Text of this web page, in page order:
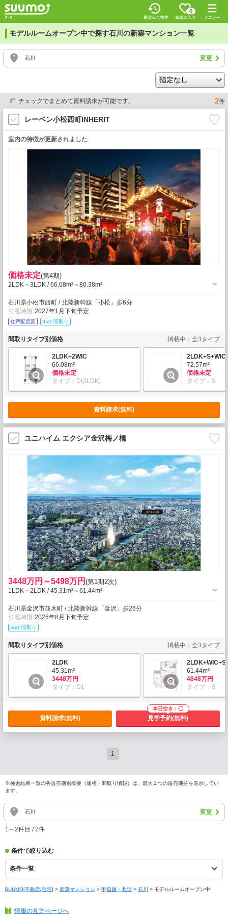
0
モデルルームオープン中で探す石川の新築マンション一覧
石川 変更
チェックでまとめて資料請求が可能です。 2件
レーベン小松西町INHERIT
室内の特徴が更新されました
価格未定(第4期)
2LDK～3LDK / 66.08m²～80.38m²
石川県小松市西町 / 北陸新幹線「小松」歩6分
引渡時期 2027年1月下旬予定
住戸配置図 360°間取り
間取りタイプ別価格 掲載中：全3タイプ
2LDK+2WIC
66.08m²
価格未定
タイプ：D(2LDK)
2LDK+S+WIC
72.57m²
価格未定
タイプ：B
資料請求(無料)
ユニハイム エクシア金沢梅ノ橋
3448万円～5498万円 (第1期2次)
1LDK・2LDK / 45.31m²～61.44m²
石川県金沢市並木町 / 北陸新幹線「金沢」歩26分
引渡時期 2026年8月下旬予定
360°間取り
間取りタイプ別価格 掲載中：全3タイプ
2LDK
45.31m²
3448万円
タイプ：D1
61.44m²
4848万円
タイプ：B
資料請求(無料)
本日空き：◯
見学予約(無料)
1
※検索結果一覧の各販売期別概要（価格・間取り情報）は、最大２つの販売期分を表示してい
ます。
石川 変更
1～2件目 / 2件
条件で絞り込む
条件一覧
SUUMO[不動産/住宅] > 新築マンション > 甲信越・北陸 > 石川 > モデルルームオープン中
情報の見方ページへ